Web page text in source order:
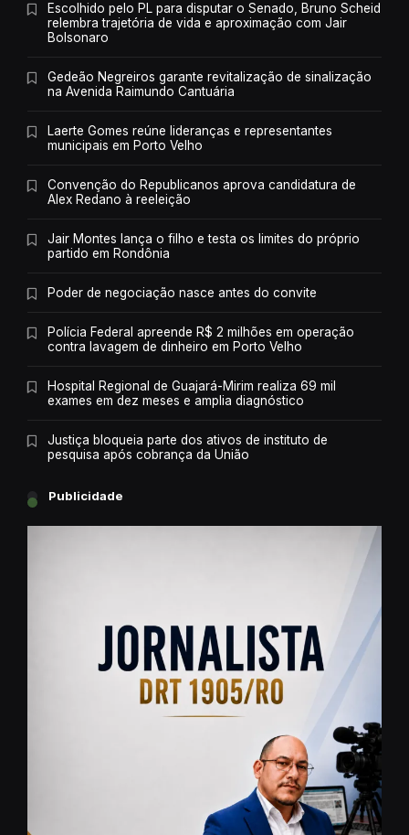
Escolhido pelo PL para disputar o Senado, Bruno Scheid
relembra trajetória de vida e aproximação com Jair
Bolsonaro
Gedeão Negreiros garante revitalização de sinalização
na Avenida Raimundo Cantuária
Laerte Gomes reúne lideranças e representantes
municipais em Porto Velho
Convenção do Republicanos aprova candidatura de
Alex Redano à reeleição
Jair Montes lança o filho e testa os limites do próprio
partido em Rondônia
Poder de negociação nasce antes do convite
Polícia Federal apreende R$ 2 milhões em operação
contra lavagem de dinheiro em Porto Velho
Hospital Regional de Guajará-Mirim realiza 69 mil
exames em dez meses e amplia diagnóstico
Justiça bloqueia parte dos ativos de instituto de
pesquisa após cobrança da União
Publicidade